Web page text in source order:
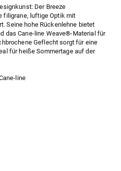
Der Breeze
filigrane, luftige Optik mit
Seine hohe Rückenlehne bietet
das Cane-line Weave®-Material für
Geflecht sorgt für eine
für heiße Sommertage auf der